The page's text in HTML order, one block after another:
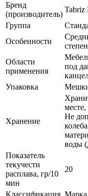
Бренд
(производитель)
Tabriz
Группа
Особенности
Области
применения
под
Упаковка
Хранение
Не
воды
Показатель
текучести
расплава, гр/10
мин
20
Классификация Марка